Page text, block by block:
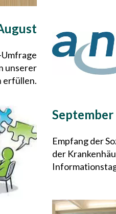
unserer
erfüllen.
September
Empfang der
der